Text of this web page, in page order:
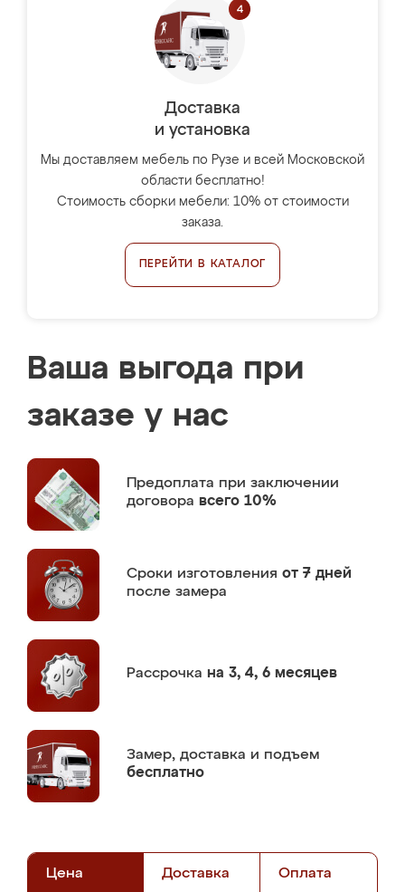
Доставка
и установка
Мы доставляем мебель по Рузе и всей Московской
области бесплатно!
Стоимость сборки мебели: 10% от стоимости
заказа.
ПЕРЕЙТИ В КАТАЛОГ
Ваша выгода при
заказе у нас
Предоплата при заключении
договора всего 10%
Сроки изготовления от 7 дней
после замера
Рассрочка на 3, 4, 6 месяцев
Замер, доставка и подъем
бесплатно
Цена Доставка Оплата